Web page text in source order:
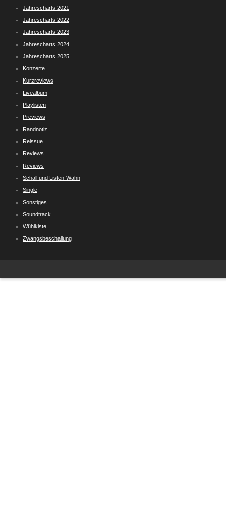
Jahrescharts 2021
Jahrescharts 2022
Jahrescharts 2023
Jahrescharts 2024
Jahrescharts 2025
Konzerte
Kurzreviews
Livealbum
Playlisten
Previews
Randnotiz
Reissue
Reviews
Reviews
Schall und Listen-Wahn
Single
Sonstiges
Soundtrack
Wühlkiste
Zwangsbeschallung